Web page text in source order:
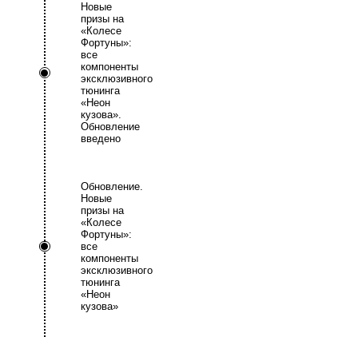
Новые
призы на
«Колесе
Фортуны»:
все
компоненты
эксклюзивного
тюнинга
«Неон
кузова».
Обновление
введено
Обновление.
Новые
призы на
«Колесе
Фортуны»:
все
компоненты
эксклюзивного
тюнинга
«Неон
кузова»